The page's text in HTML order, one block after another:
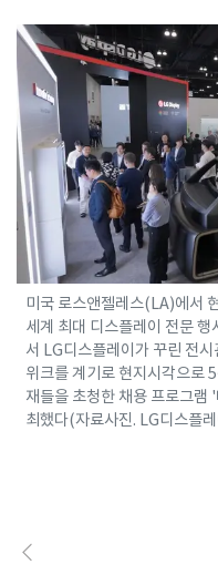
미국 로스앤젤레스(LA)에서
세계 최대 디스플레이 전문
서 LG디스플레이가 꾸린 전
위크를 계기로 현지시각으로
재들을 초청한 채용 프로그
최했다(자료사진. LG디스플